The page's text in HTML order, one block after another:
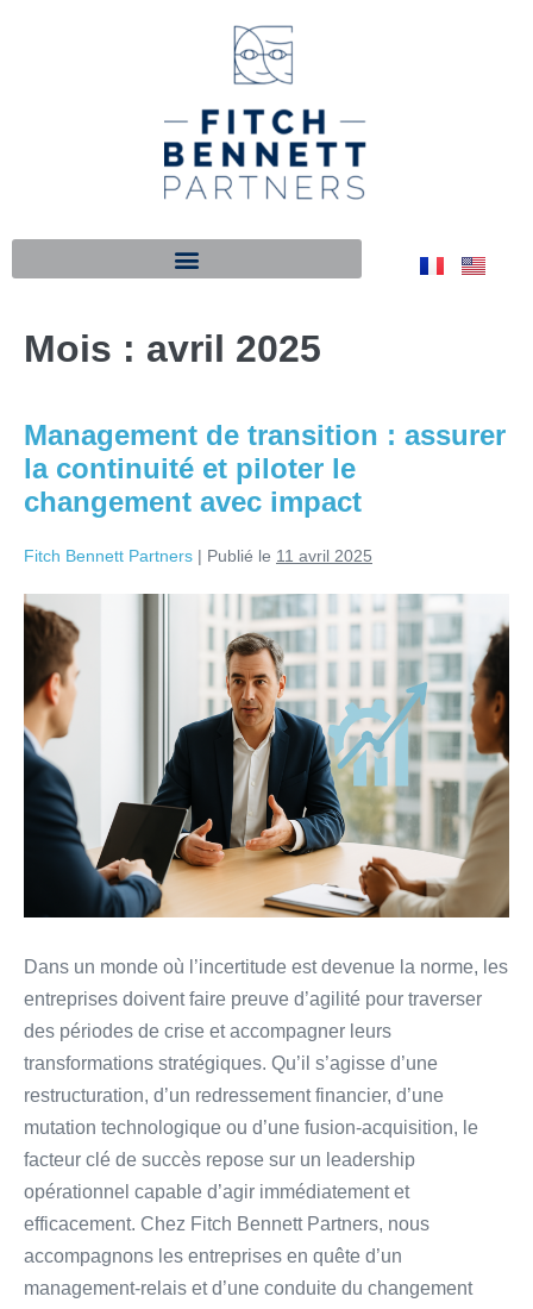
Mois : avril 2025
Management de transition : assurer
la continuité et piloter le
changement avec impact
Fitch Bennett Partners | Publié le 11 avril 2025
Dans un monde où l’incertitude est devenue la norme, les
entreprises doivent faire preuve d’agilité pour traverser
des périodes de crise et accompagner leurs
transformations stratégiques. Qu’il s’agisse d’une
restructuration, d’un redressement financier, d’une
mutation technologique ou d’une fusion-acquisition, le
facteur clé de succès repose sur un leadership
opérationnel capable d’agir immédiatement et
efficacement. Chez Fitch Bennett Partners, nous
accompagnons les entreprises en quête d’un
management-relais et d’une conduite du changement